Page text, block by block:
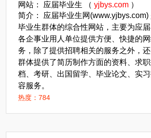
网站： 应届毕业生 （ yjbys.com ）
简介： 应届毕业生网(www.yjbys.com)
毕业生群体的综合性网站，主要为应
各企事业用人单位提供方便、快捷的
务，除了提供招聘相关的服务之外，
群体提供了简历制作方面的资料、求
档、考研、出国留学、毕业论文、实
容服务。
热度：784